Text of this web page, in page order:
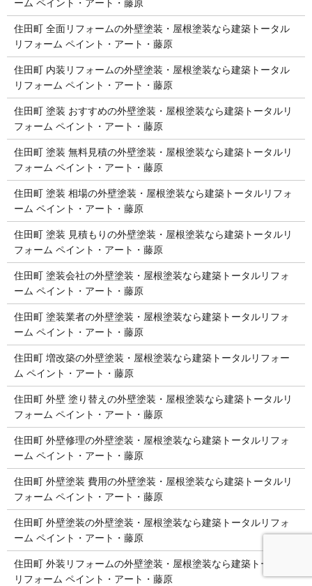
ーム ペイント・アート・藤原
住田町 全面リフォームの外壁塗装・屋根塗装なら建築トータル
リフォーム ペイント・アート・藤原
住田町 内装リフォームの外壁塗装・屋根塗装なら建築トータル
リフォーム ペイント・アート・藤原
住田町 塗装 おすすめの外壁塗装・屋根塗装なら建築トータルリ
フォーム ペイント・アート・藤原
住田町 塗装 無料見積の外壁塗装・屋根塗装なら建築トータルリ
フォーム ペイント・アート・藤原
住田町 塗装 相場の外壁塗装・屋根塗装なら建築トータルリフォ
ーム ペイント・アート・藤原
住田町 塗装 見積もりの外壁塗装・屋根塗装なら建築トータルリ
フォーム ペイント・アート・藤原
住田町 塗装会社の外壁塗装・屋根塗装なら建築トータルリフォ
ーム ペイント・アート・藤原
住田町 塗装業者の外壁塗装・屋根塗装なら建築トータルリフォ
ーム ペイント・アート・藤原
住田町 増改築の外壁塗装・屋根塗装なら建築トータルリフォー
ム ペイント・アート・藤原
住田町 外壁 塗り替えの外壁塗装・屋根塗装なら建築トータルリ
フォーム ペイント・アート・藤原
住田町 外壁修理の外壁塗装・屋根塗装なら建築トータルリフォ
ーム ペイント・アート・藤原
住田町 外壁塗装 費用の外壁塗装・屋根塗装なら建築トータルリ
フォーム ペイント・アート・藤原
住田町 外壁塗装の外壁塗装・屋根塗装なら建築トータルリフォ
ーム ペイント・アート・藤原
住田町 外装リフォームの外壁塗装・屋根塗装なら建築トータル
リフォーム ペイント・アート・藤原